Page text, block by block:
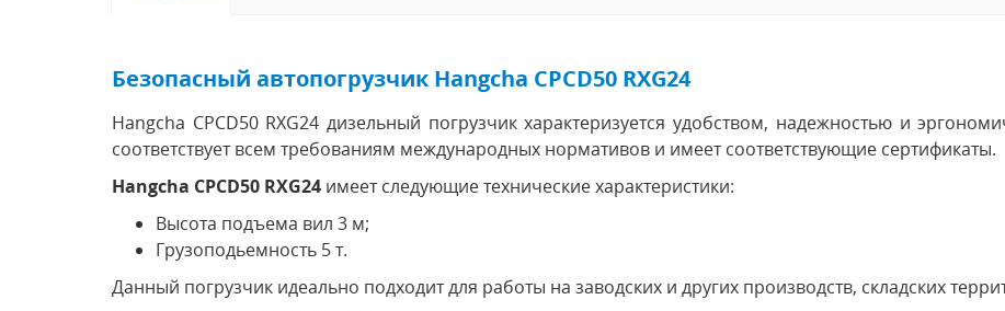
Безопасный автопогрузчик Hangcha CPCD50 RXG24
Hangcha CPCD50 RXG24 дизельный погрузчик характеризуется удобством, надежностью и
соответствует всем требованиям международных нормативов и имеет соответствующие сертификаты.
Hangcha CPCD50 RXG24 имеет следующие технические характеристики:
Высота подъема вил 3 м;
Грузоподьемность 5 т.
Данный погрузчик идеально подходит для работы на заводских и других производств, складских